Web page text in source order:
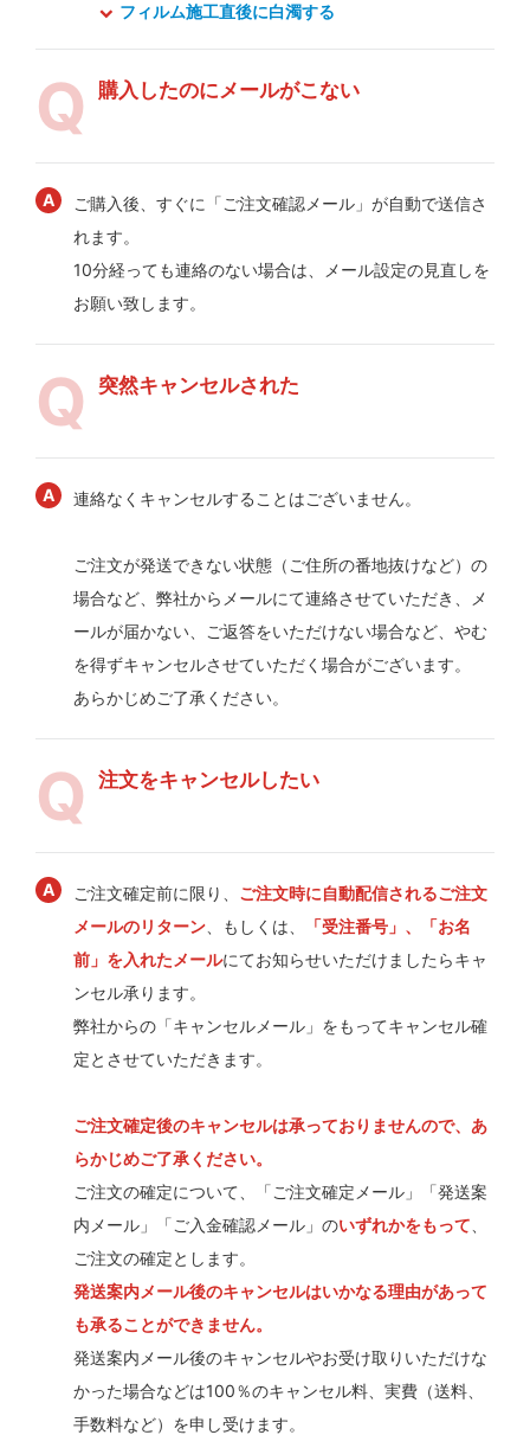
フィルム施工直後に白濁する
購入したのにメールがこない
ご購入後、すぐに「ご注文確認メール」が自動で送信さ
れます。
10分経っても連絡のない場合は、メール設定の見直しを
お願い致します。
突然キャンセルされた
連絡なくキャンセルすることはございません。
ご注文が発送できない状態（ご住所の番地抜けなど）の
場合など、弊社からメールにて連絡させていただき、メ
ールが届かない、ご返答をいただけない場合など、やむ
を得ずキャンセルさせていただく場合がございます。
あらかじめご了承ください。
注文をキャンセルしたい
ご注文確定前に限り、 ご注文時に自動配信されるご注文
メールのリターン 、もしくは、
「受注番号」、「お名
前」を入れたメールにてお知らせいただけましたらキャ
ンセル承ります。
弊社からの「キャンセルメール」をもってキャンセル確
定とさせていただきます。
ご注文確定後のキャンセルは承っておりませんので、あ
らかじめご了承ください。
ご注文の確定について、「ご注文確定メール」「発送案
内メール」「ご入金確認メール」のいずれかをもって
ご注文の確定とします。
発送案内メール後のキャンセルはいかなる理由があって
も承ることができません。
発送案内メール後のキャンセルやお受け取りいただけな
かった場合などは100％のキャンセル料、実費（送料、
手数料など）を申し受けます。